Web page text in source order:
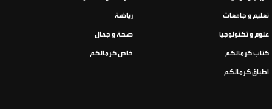
تعليم و جامعات رياضة
علوم و تكنولوجيا صحة و جمال
كتاب كرمالكم خاص كرمالكم
اطباق كرمالكم